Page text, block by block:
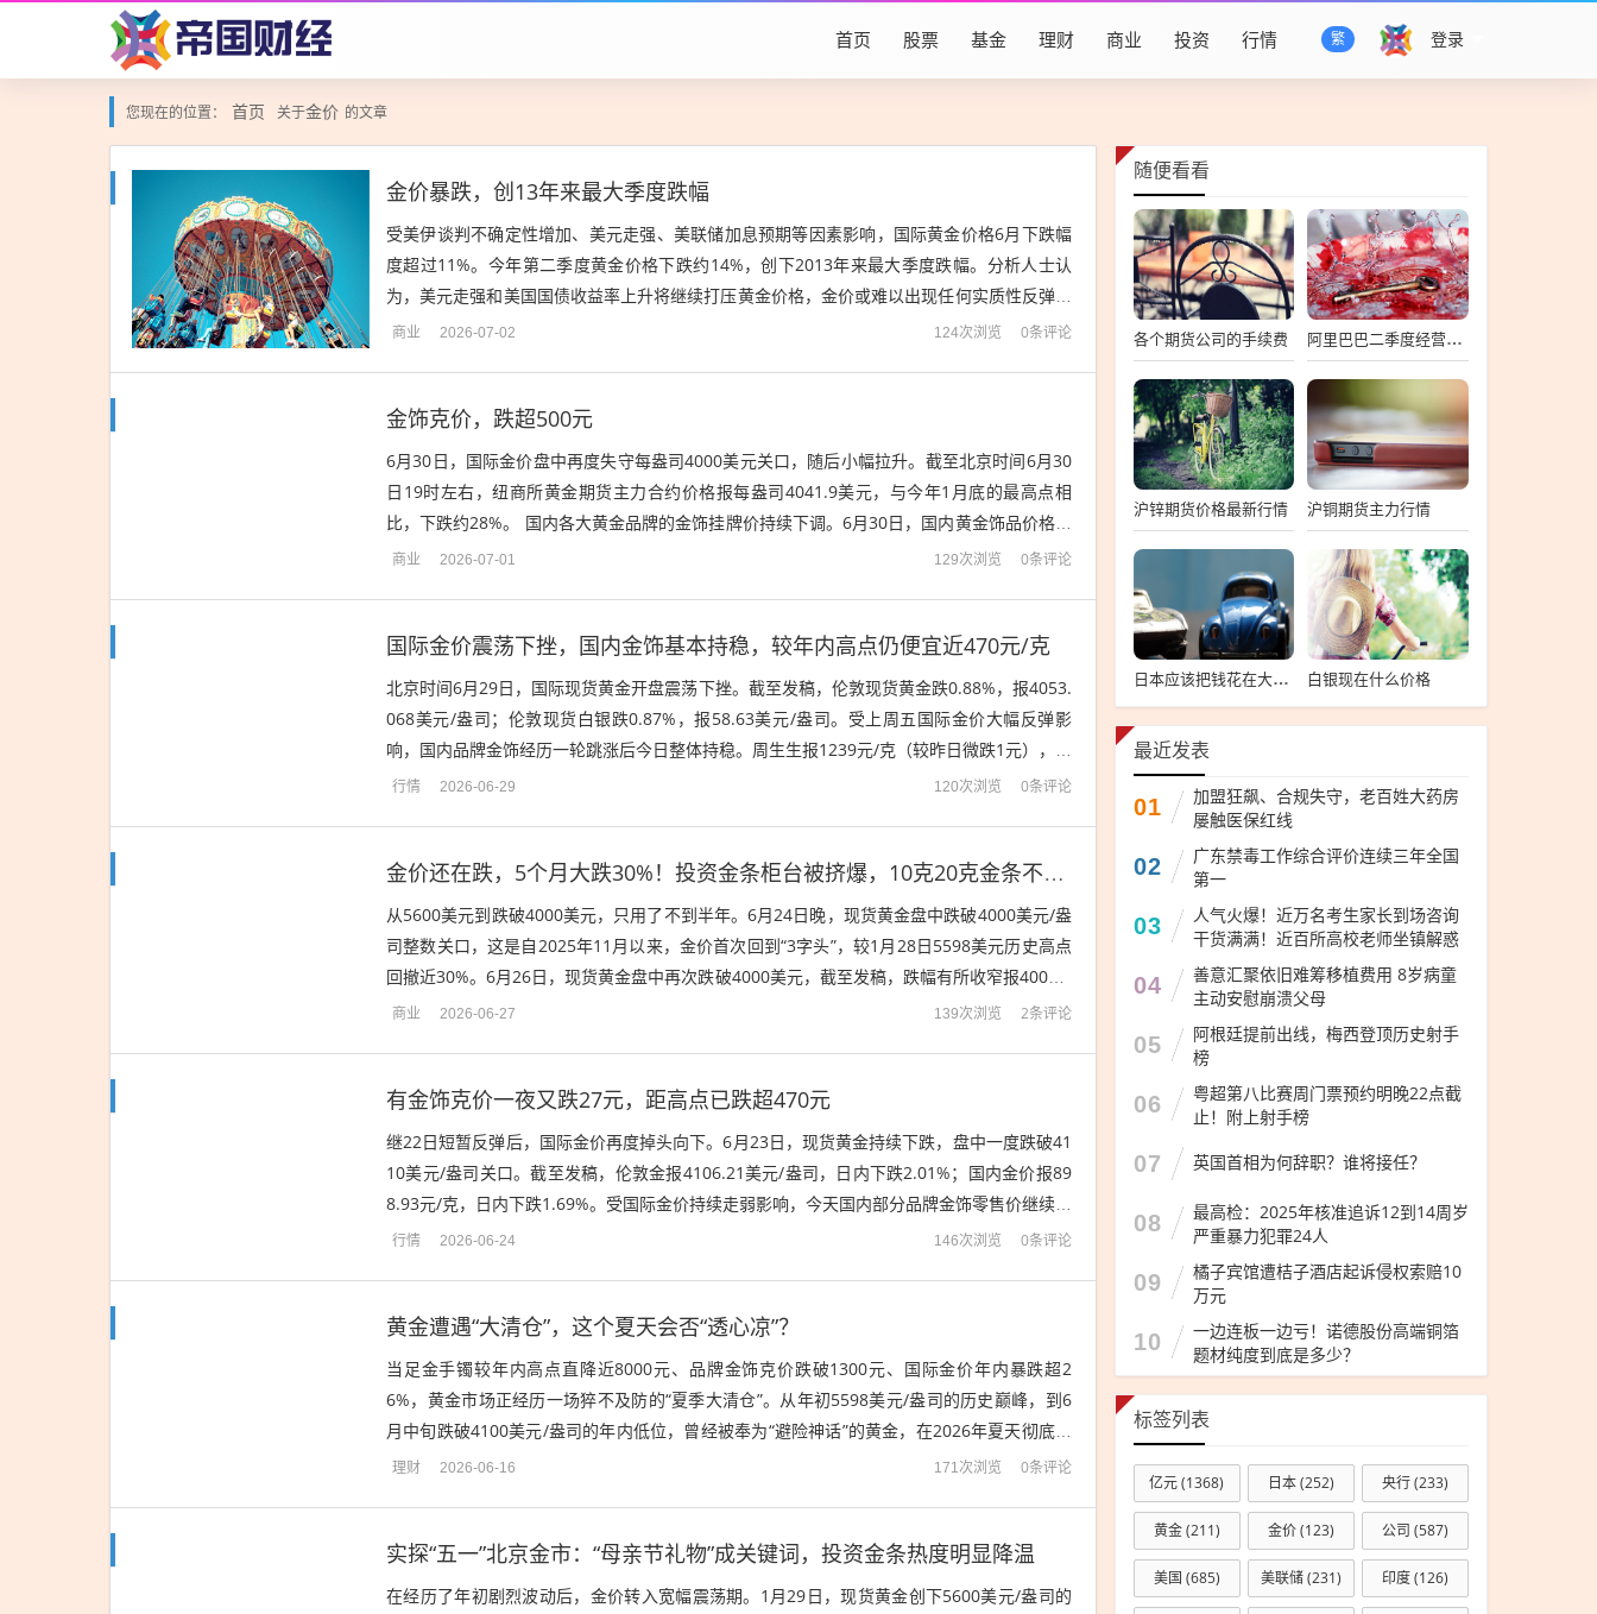
登录
繁
首页 股票 基金 理财 商业 投资 行情
您现在的位置： 首页 关于金价 的文章
金价暴跌，创13年来最大季度跌幅
受美伊谈判不确定性增加、美元走强、美联储加息预期等因素影响，国际黄金价格6月下跌幅
度超过11%。今年第二季度黄金价格下跌约14%，创下2013年来最大季度跌幅。分析人士认
为，美元走强和美国国债收益率上升将继续打压黄金价格，金价或难以出现任何实质性反弹。
世界黄金协会指出，上半年驱动金价表现的主导因素在...
商业 2026-07-02 124次浏览 0条评论
金饰克价，跌超500元
6月30日，国际金价盘中再度失守每盎司4000美元关口，随后小幅拉升。截至北京时间6月30
日19时左右，纽商所黄金期货主力合约价格报每盎司4041.9美元，与今年1月底的最高点相
比，下跌约28%。 国内各大黄金品牌的金饰挂牌价持续下调。6月30日，国内黄金饰品价格对
比显示，部分品牌克价距离年初高点跌...
商业 2026-07-01 129次浏览 0条评论
国际金价震荡下挫，国内金饰基本持稳，较年内高点仍便宜近470元/克
北京时间6月29日，国际现货黄金开盘震荡下挫。截至发稿，伦敦现货黄金跌0.88%，报4053.
068美元/盎司；伦敦现货白银跌0.87%，报58.63美元/盎司。受上周五国际金价大幅反弹影
响，国内品牌金饰经历一轮跳涨后今日整体持稳。周生生报1239元/克（较昨日微跌1元），周
大福报1238元/克（持...
行情 2026-06-29 120次浏览 0条评论
金价还在跌，5个月大跌30%！投资金条柜台被挤爆，10克20克金条不到3小时卖光！
从5600美元到跌破4000美元，只用了不到半年。6月24日晚，现货黄金盘中跌破4000美元/盎
司整数关口，这是自2025年11月以来，金价首次回到“3字头”，较1月28日5598美元历史高点
回撤近30%。6月26日，现货黄金盘中再次跌破4000美元，截至发稿，跌幅有所收窄报4006.4
1美元/盎司...
商业 2026-06-27 139次浏览 2条评论
有金饰克价一夜又跌27元，距高点已跌超470元
继22日短暂反弹后，国际金价再度掉头向下。6月23日，现货黄金持续下跌，盘中一度跌破41
10美元/盎司关口。截至发稿，伦敦金报4106.21美元/盎司，日内下跌2.01%；国内金价报89
8.93元/克，日内下跌1.69%。受国际金价持续走弱影响，今天国内部分品牌金饰零售价继续下
调。周生生金饰克价从昨...
行情 2026-06-24 146次浏览 0条评论
黄金遭遇“大清仓”，这个夏天会否“透心凉”？
当足金手镯较年内高点直降近8000元、品牌金饰克价跌破1300元、国际金价年内暴跌超2
6%，黄金市场正经历一场猝不及防的“夏季大清仓”。从年初5598美元/盎司的历史巅峰，到6
月中旬跌破4100美元/盎司的年内低位，曾经被奉为“避险神话”的黄金，在2026年夏天彻底褪
去光环。随着市场恐慌蔓延，消费者...
理财 2026-06-16 171次浏览 0条评论
实探“五一”北京金市：“母亲节礼物”成关键词，投资金条热度明显降温
在经历了年初剧烈波动后，金价转入宽幅震荡期。1月29日，现货黄金创下5600美元/盎司的
随便看看
各个期货公司的手续费 阿里巴巴二季度经营利润下降3%阿里巴巴二季度经营利润下滑
沪锌期货价格最新行情 沪铜期货主力行情
日本应该把钱花在大米而不是导弹上，日本应优先发展经济与民生，远离导弹，聚焦粮食安全 白银现在什么价格
最近发表
01
加盟狂飙、合规失守，老百姓大药房
屡触医保红线
02
广东禁毒工作综合评价连续三年全国
第一
03
人气火爆！近万名考生家长到场咨询
干货满满！近百所高校老师坐镇解惑
04
善意汇聚依旧难筹移植费用 8岁病童
主动安慰崩溃父母
05
阿根廷提前出线，梅西登顶历史射手
榜
06
粤超第八比赛周门票预约明晚22点截
止！附上射手榜
07 英国首相为何辞职？谁将接任？
08
最高检：2025年核准追诉12到14周岁
严重暴力犯罪24人
09
橘子宾馆遭桔子酒店起诉侵权索赔10
万元
10
一边连板一边亏！诺德股份高端铜箔
题材纯度到底是多少？
标签列表
亿元(1368) 日本(252) 央行(233)
黄金(211) 金价(123) 公司 (587)
美国 (685) 美联储(231) 印度(126)